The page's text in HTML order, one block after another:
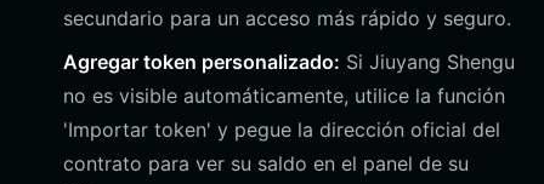
secundario para un acceso más rápido y seguro.
Agregar token personalizado: Si Jiuyang Shengu
no es visible automáticamente, utilice la función
'Importar token' y pegue la dirección oficial del
contrato para ver su saldo en el panel de su